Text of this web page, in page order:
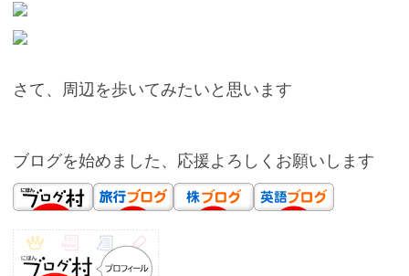
さて、周辺を歩いてみたいと思います
ブログを始めました、応援よろしくお願いします